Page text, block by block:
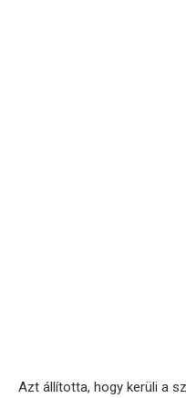
Azt állította, hogy kerüli a